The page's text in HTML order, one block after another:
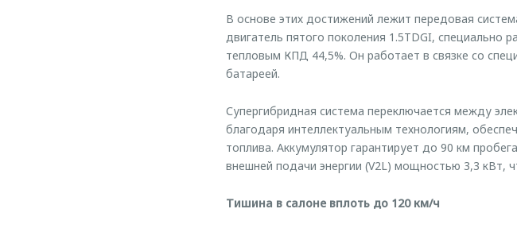
В основе этих достижений лежит передовая
двигатель пятого поколения 1.5TDGI,
тепловым КПД 44,5%. Он работает в связке со
батареей.
Супергибридная система переключается между
благодаря интеллектуальным технологиям,
топлива. Аккумулятор гарантирует до 90 км
внешней подачи энергии (V2L) мощностью 3,3 кВт,
Тишина в салоне вплоть до 120 км/ч